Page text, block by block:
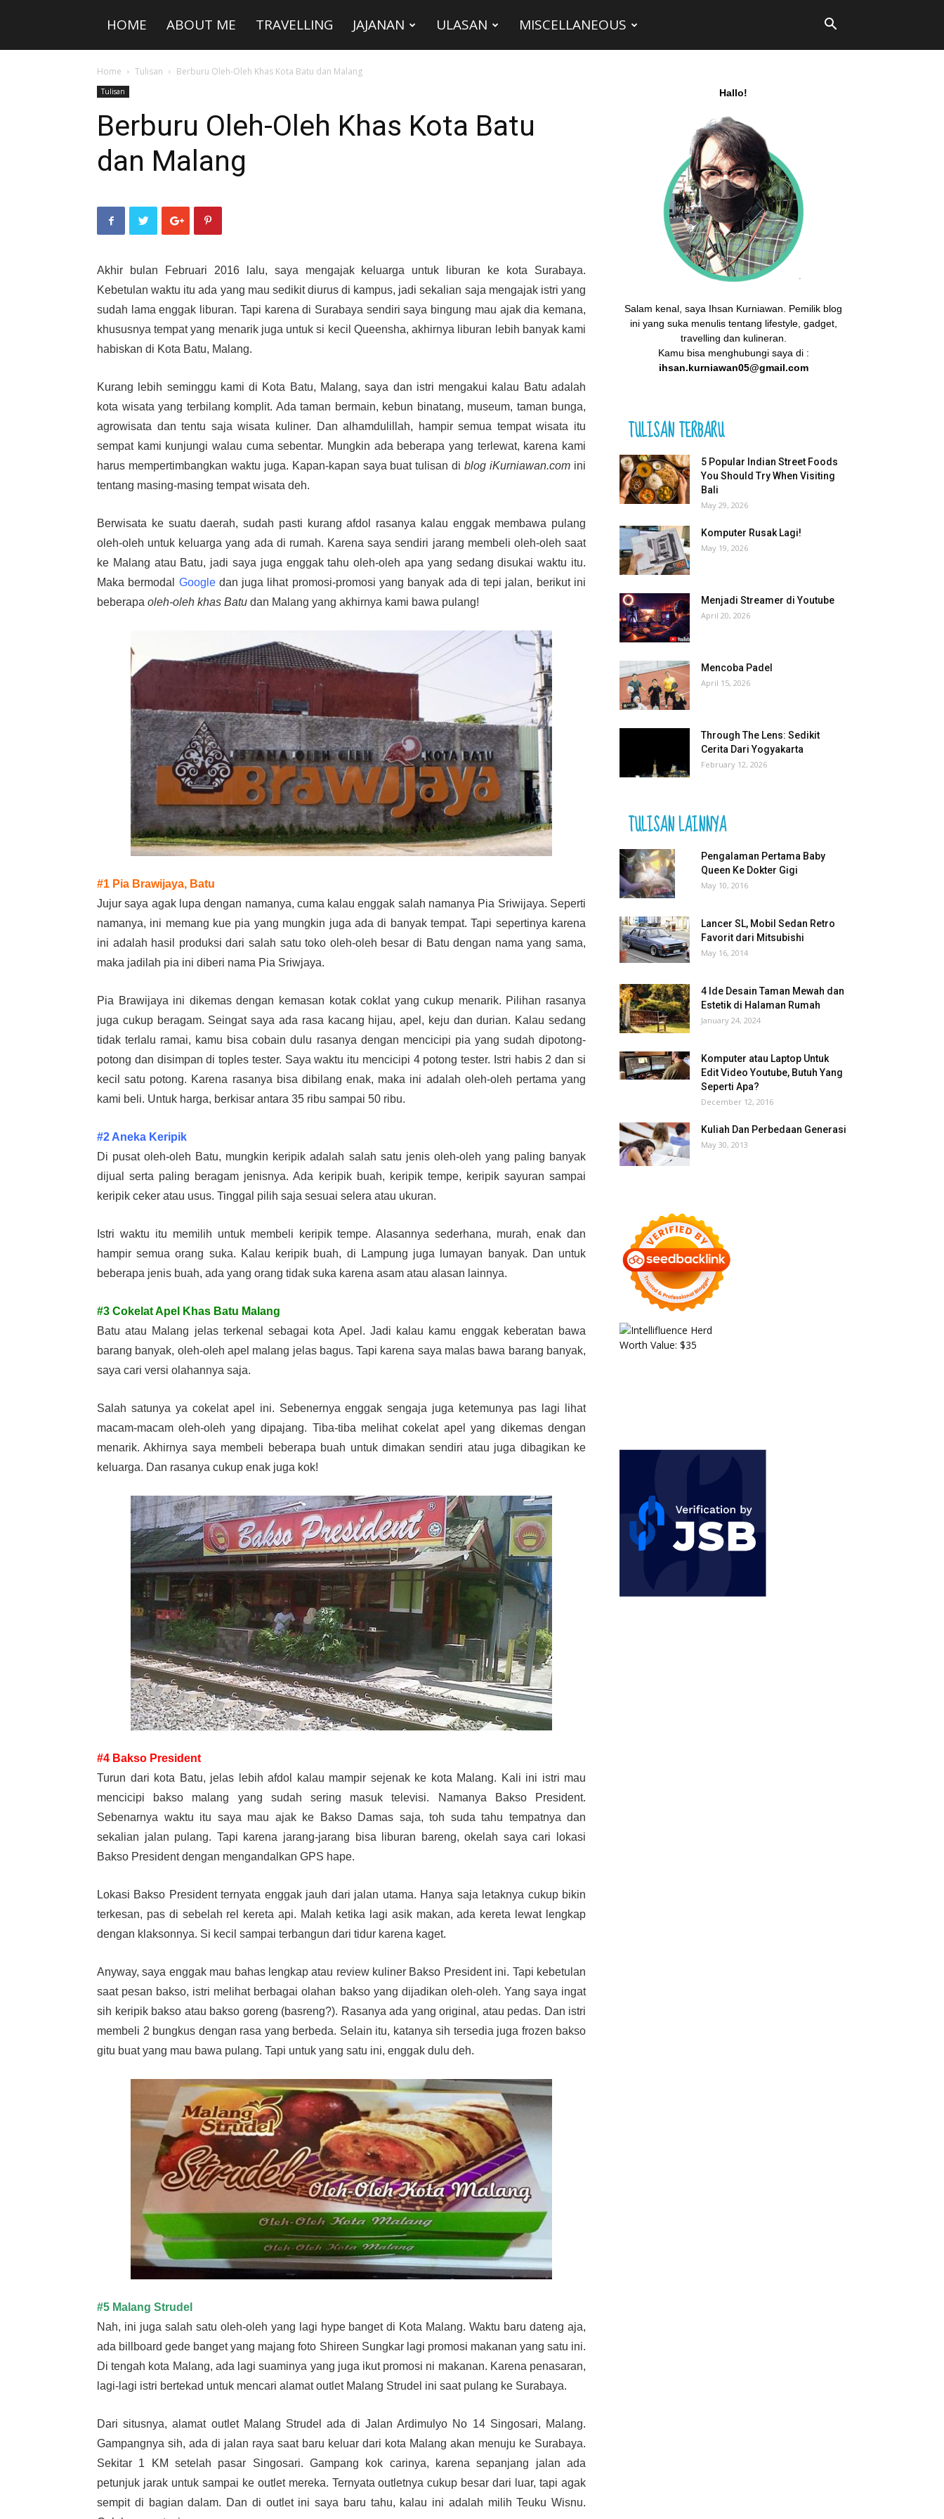
HOME ABOUT ME TRAVELLING JAJANAN ULASAN MISCELLANEOUS
Home Tulisan Berburu Oleh-Oleh Khas Kota Batu dan Malang
Tulisan
Berburu Oleh-Oleh Khas Kota Batu
dan Malang
Akhir bulan Februari 2016 lalu, saya mengajak keluarga untuk liburan ke kota Surabaya.
Kebetulan waktu itu ada yang mau sedikit diurus di kampus, jadi sekalian saja mengajak istri yang
sudah lama enggak liburan. Tapi karena di Surabaya sendiri saya bingung mau ajak dia kemana,
khususnya tempat yang menarik juga untuk si kecil Queensha, akhirnya liburan lebih banyak kami
habiskan di Kota Batu, Malang.
Kurang lebih seminggu kami di Kota Batu, Malang, saya dan istri mengakui kalau Batu adalah
kota wisata yang terbilang komplit. Ada taman bermain, kebun binatang, museum, taman bunga,
agrowisata dan tentu saja wisata kuliner. Dan alhamdulillah, hampir semua tempat wisata itu
sempat kami kunjungi walau cuma sebentar. Mungkin ada beberapa yang terlewat, karena kami
harus mempertimbangkan waktu juga. Kapan-kapan saya buat tulisan diblog iKurniawan.com ini
tentang masing-masing tempat wisata deh.
Berwisata ke suatu daerah, sudah pasti kurang afdol rasanya kalau enggak membawa pulang
oleh-oleh untuk keluarga yang ada di rumah. Karena saya sendiri jarang membeli oleh-oleh saat
ke Malang atau Batu, jadi saya juga enggak tahu oleh-oleh apa yang sedang disukai waktu itu.
Maka bermodal Googledan juga lihat promosi-promosi yang banyak ada di tepi jalan, berikut ini
beberapa oleh-oleh khas Batu dan Malang yang akhirnya kami bawa pulang!
#1 Pia Brawijaya, Batu
Jujur saya agak lupa dengan namanya, cuma kalau enggak salah namanya Pia Sriwijaya. Seperti
namanya, ini memang kue pia yang mungkin juga ada di banyak tempat. Tapi sepertinya karena
ini adalah hasil produksi dari salah satu toko oleh-oleh besar di Batu dengan nama yang sama,
maka jadilah pia ini diberi nama Pia Sriwjaya.
Pia Brawijaya ini dikemas dengan kemasan kotak coklat yang cukup menarik. Pilihan rasanya
juga cukup beragam. Seingat saya ada rasa kacang hijau, apel, keju dan durian. Kalau sedang
tidak terlalu ramai, kamu bisa cobain dulu rasanya dengan mencicipi pia yang sudah dipotong-
potong dan disimpan di toples tester. Saya waktu itu mencicipi 4 potong tester. Istri habis 2 dan si
kecil satu potong. Karena rasanya bisa dibilang enak, maka ini adalah oleh-oleh pertama yang
kami beli. Untuk harga, berkisar antara 35 ribu sampai 50 ribu.
#2 Aneka Keripik
Di pusat oleh-oleh Batu, mungkin keripik adalah salah satu jenis oleh-oleh yang paling banyak
dijual serta paling beragam jenisnya. Ada keripik buah, keripik tempe, keripik sayuran sampai
keripik ceker atau usus. Tinggal pilih saja sesuai selera atau ukuran.
Istri waktu itu memilih untuk membeli keripik tempe. Alasannya sederhana, murah, enak dan
hampir semua orang suka. Kalau keripik buah, di Lampung juga lumayan banyak. Dan untuk
beberapa jenis buah, ada yang orang tidak suka karena asam atau alasan lainnya.
#3 Cokelat Apel Khas Batu Malang
Batu atau Malang jelas terkenal sebagai kota Apel. Jadi kalau kamu enggak keberatan bawa
barang banyak, oleh-oleh apel malang jelas bagus. Tapi karena saya malas bawa barang banyak,
saya cari versi olahannya saja.
Salah satunya ya cokelat apel ini. Sebenernya enggak sengaja juga ketemunya pas lagi lihat
macam-macam oleh-oleh yang dipajang. Tiba-tiba melihat cokelat apel yang dikemas dengan
menarik. Akhirnya saya membeli beberapa buah untuk dimakan sendiri atau juga dibagikan ke
keluarga. Dan rasanya cukup enak juga kok!
#4 Bakso President
Turun dari kota Batu, jelas lebih afdol kalau mampir sejenak ke kota Malang. Kali ini istri mau
mencicipi bakso malang yang sudah sering masuk televisi. Namanya Bakso President.
Sebenarnya waktu itu saya mau ajak ke Bakso Damas saja, toh suda tahu tempatnya dan
sekalian jalan pulang. Tapi karena jarang-jarang bisa liburan bareng, okelah saya cari lokasi
Bakso President dengan mengandalkan GPS hape.
Lokasi Bakso President ternyata enggak jauh dari jalan utama. Hanya saja letaknya cukup bikin
terkesan, pas di sebelah rel kereta api. Malah ketika lagi asik makan, ada kereta lewat lengkap
dengan klaksonnya. Si kecil sampai terbangun dari tidur karena kaget.
Anyway, saya enggak mau bahas lengkap atau review kuliner Bakso President ini. Tapi kebetulan
saat pesan bakso, istri melihat berbagai olahan bakso yang dijadikan oleh-oleh. Yang saya ingat
sih keripik bakso atau bakso goreng (basreng?). Rasanya ada yang original, atau pedas. Dan istri
membeli 2 bungkus dengan rasa yang berbeda. Selain itu, katanya sih tersedia juga frozen bakso
gitu buat yang mau bawa pulang. Tapi untuk yang satu ini, enggak dulu deh.
#5 Malang Strudel
Nah, ini juga salah satu oleh-oleh yang lagi hype banget di Kota Malang. Waktu baru dateng aja,
ada billboard gede banget yang majang foto Shireen Sungkar lagi promosi makanan yang satu ini.
Di tengah kota Malang, ada lagi suaminya yang juga ikut promosi ni makanan. Karena penasaran,
lagi-lagi istri bertekad untuk mencari alamat outlet Malang Strudel ini saat pulang ke Surabaya.
Dari situsnya, alamat outlet Malang Strudel ada di Jalan Ardimulyo No 14 Singosari, Malang.
Gampangnya sih, ada di jalan raya saat baru keluar dari kota Malang akan menuju ke Surabaya.
Sekitar 1 KM setelah pasar Singosari. Gampang kok carinya, karena sepanjang jalan ada
petunjuk jarak untuk sampai ke outlet mereka. Ternyata outletnya cukup besar dari luar, tapi agak
sempit di bagian dalam. Dan di outlet ini saya baru tahu, kalau ini adalah milih Teuku Wisnu.
Hallo!
Salam kenal, saya Ihsan Kurniawan. Pemilik blog
ini yang suka menulis tentang lifestyle, gadget,
travelling dan kulineran.
Kamu bisa menghubungi saya di :
ihsan.kurniawan05@gmail.com
TULISAN TERBARU
5 Popular Indian Street Foods
You Should Try When Visiting
Bali
May 29, 2026
Komputer Rusak Lagi!
May 19, 2026
Menjadi Streamer di Youtube
April 20, 2026
Mencoba Padel
April 15, 2026
Through The Lens: Sedikit
Cerita Dari Yogyakarta
February 12, 2026
TULISAN LAINNYA
Pengalaman Pertama Baby
Queen Ke Dokter Gigi
May 10, 2016
Lancer SL, Mobil Sedan Retro
Favorit dari Mitsubishi
May 16, 2014
4 Ide Desain Taman Mewah dan
Estetik di Halaman Rumah
January 24, 2024
Komputer atau Laptop Untuk
Edit Video Youtube, Butuh Yang
Seperti Apa?
December 12, 2016
Kuliah Dan Perbedaan Generasi
May 30, 2013